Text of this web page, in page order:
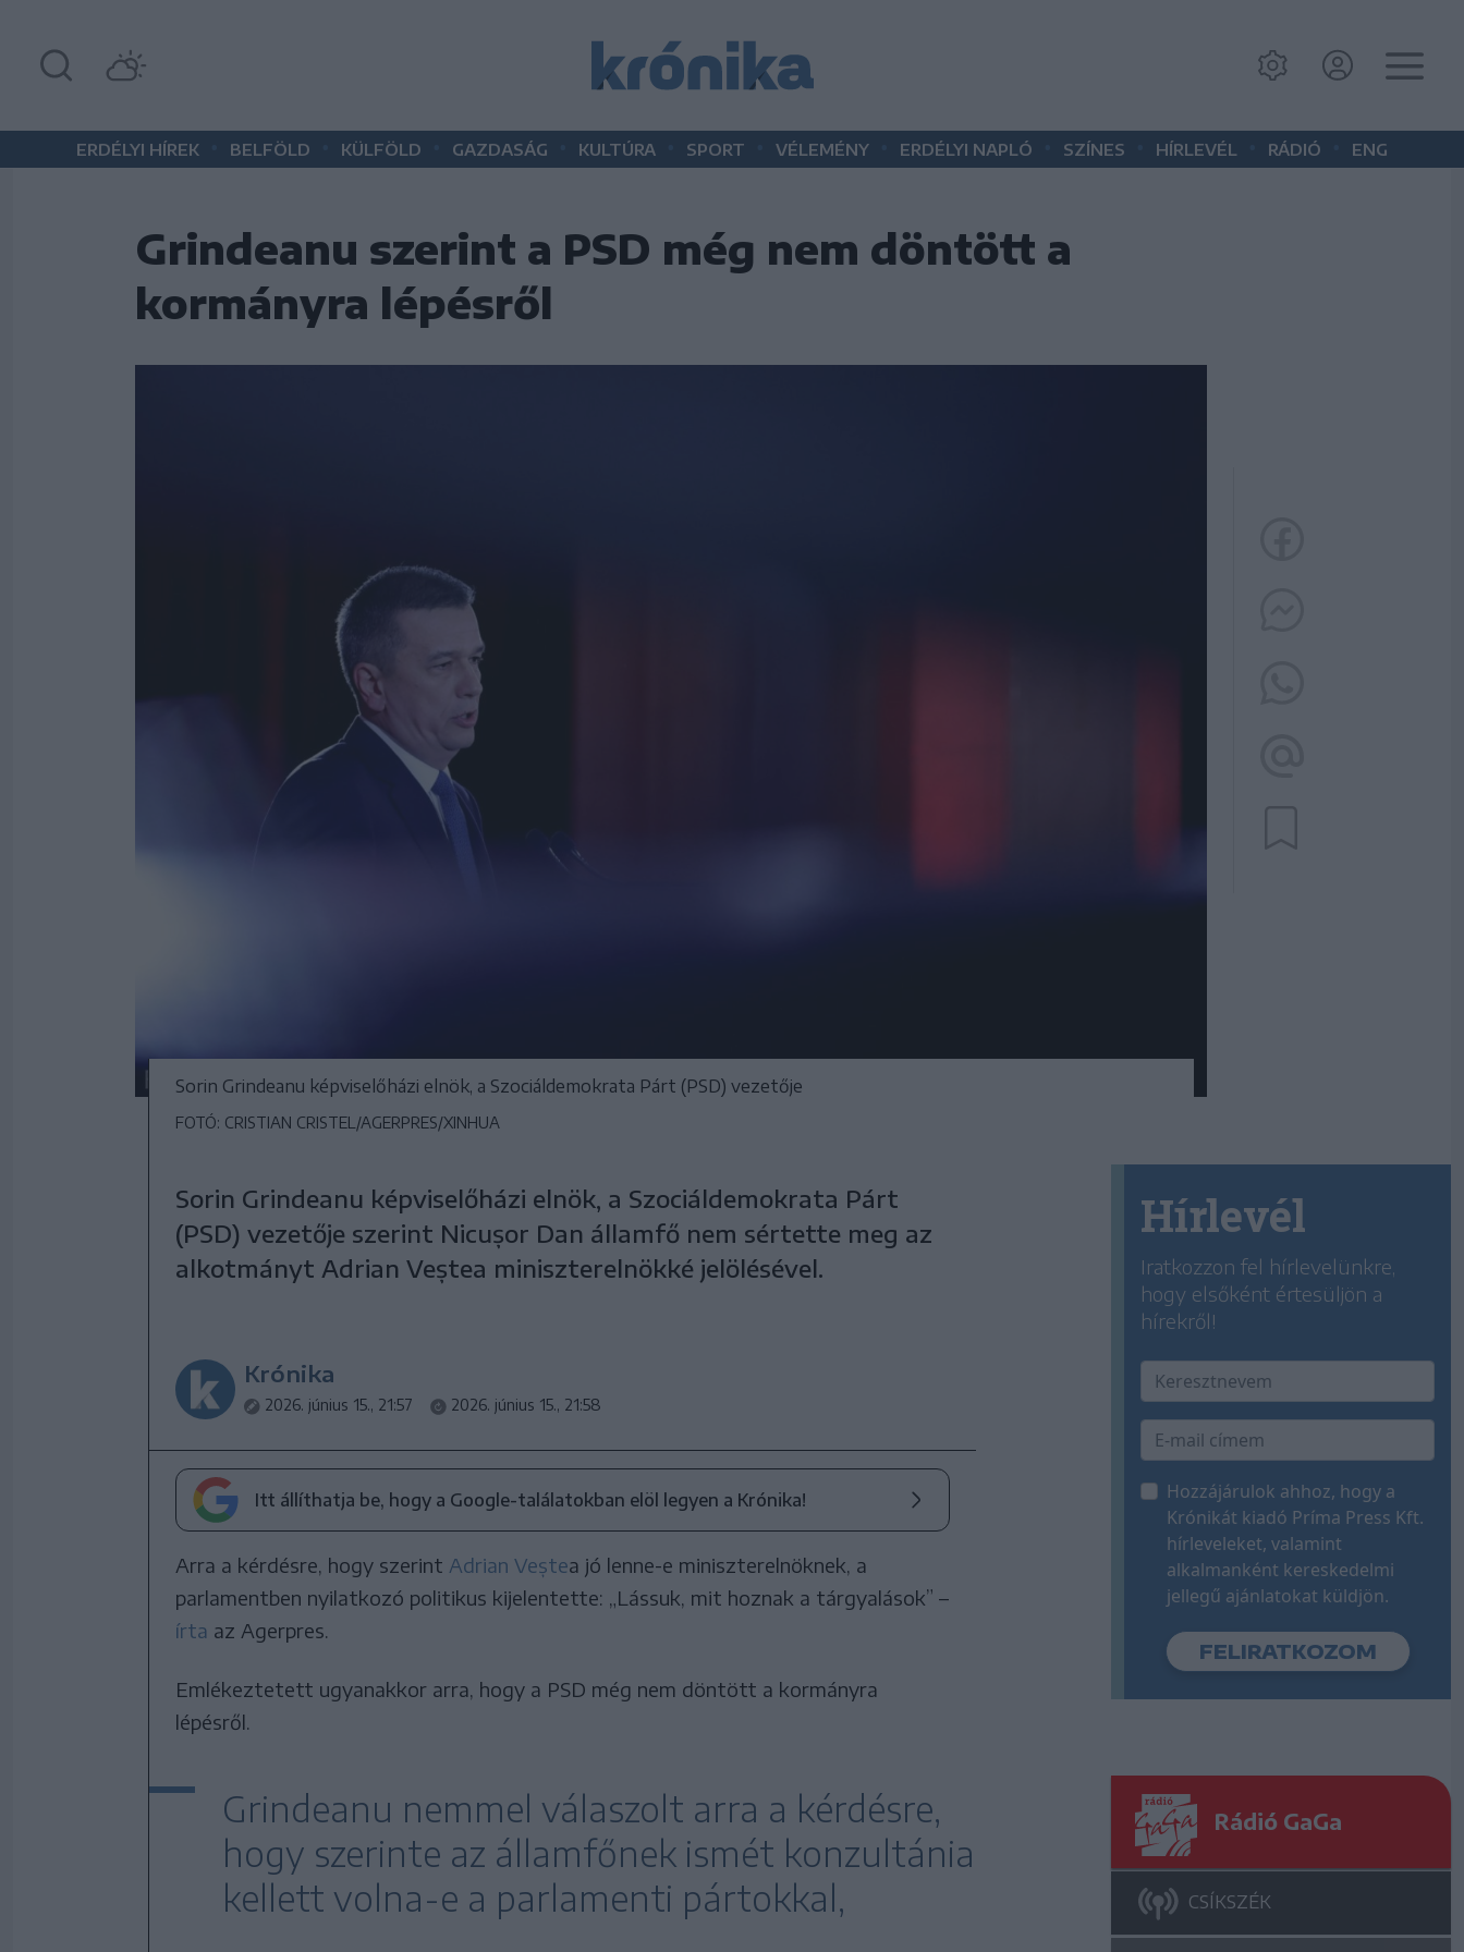
ERDÉLYI HÍREK BELFÖLD KÜLFÖLD GAZDASÁG KULTÚRA SPORT VÉLEMÉNY ERDÉLYI NAPLÓ SZÍNES HÍRLEVÉL RÁDIÓ ENG
Grindeanu szerint a PSD még nem döntött a
kormányra lépésről
Sorin Grindeanu képviselőházi elnök, a Szociáldemokrata Párt (PSD) vezetője
FOTÓ: CRISTIAN CRISTEL/AGERPRES/XINHUA
Sorin Grindeanu képviselőházi elnök, a Szociáldemokrata Párt
(PSD) vezetője szerint Nicușor Dan államfő nem sértette meg az
alkotmányt Adrian Veștea miniszterelnökké jelölésével.
Krónika
2026. június 15., 21:57 2026. június 15., 21:58
Itt állíthatja be, hogy a Google-találatokban elöl legyen a Krónika!
Arra a kérdésre, hogy szerint Adrian Veștea jó lenne-e miniszterelnöknek, a
parlamentben nyilatkozó politikus kijelentette: „Lássuk, mit hoznak a tárgyalások” –
írta az Agerpres.
Emlékeztetett ugyanakkor arra, hogy a PSD még nem döntött a kormányra
lépésről.
Grindeanu nemmel válaszolt arra a kérdésre,
hogy szerinte az államfőnek ismét konzultánia
kellett volna-e a parlamenti pártokkal,
Hírlevél
Iratkozzon fel hírlevelünkre,
hogy elsőként értesüljön a
hírekről!
Hozzájárulok ahhoz, hogy a
Krónikát kiadó Príma Press Kft.
hírleveleket, valamint
alkalmanként kereskedelmi
jellegű ajánlatokat küldjön.
Rádió GaGa
CSÍKSZÉK